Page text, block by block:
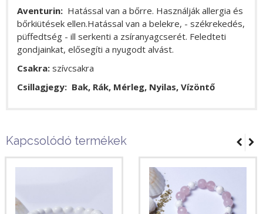
Aventurin: Hatással van a bőrre. Használják allergia és
bőrkiütések ellen.Hatással van a belekre, - székrekedés,
püffedtség - ill serkenti a zsíranyagcserét. Feledteti
gondjainkat, elősegíti a nyugodt alvást.
Csakra: szívcsakra
Csillagjegy: Bak, Rák, Mérleg, Nyilas, Vízöntő
Kapcsolódó termékek